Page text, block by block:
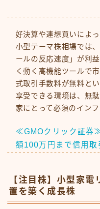
好決算や連想買いによ
小型テーマ株相場では
ールの反応速度」が利
く動く高機能ツールで
式取引手数料が無料と
享受できる環境は、無
家にとって必須のインフ
≪GMOクリック証券
額100万円まで信用取
【注目株】小型家
置を築く成長株